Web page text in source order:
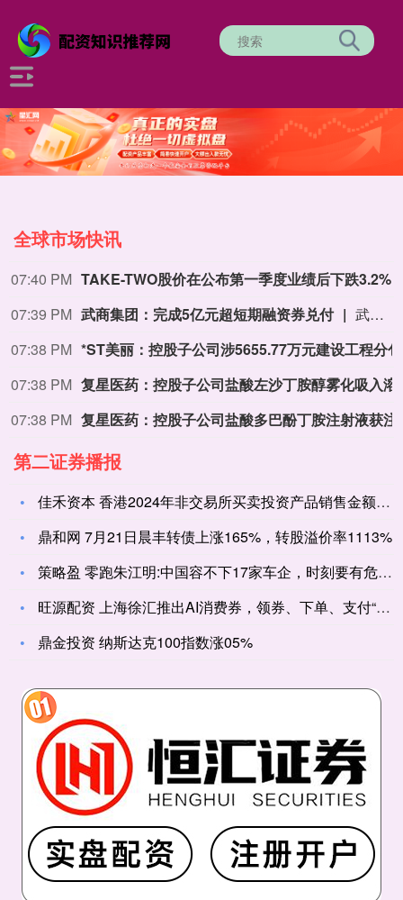
全球市场快讯
07:40 PM
07:39 PM 武商集团：完成5亿元超短期融资券兑付
武商集团公告称，公司于2025年11月11日发行“25武商SCP003”超短期融资券，发行金额5亿元，期限270天，票面利率1.75%，到期兑付日为2026年8月9日。公司已按期完成该融资券兑付，相关情况可查阅中国货币网、上海清算所。
07:38 PM
07:38 PM
07:38 PM
第二证券播报
佳禾资本 香港2024年非交易所买卖投资产品销售金额创新高
鼎和网 7月21日晨丰转债上涨165%，转股溢价率1113%
策略盈 零跑朱江明:中国容不下17家车企，时刻要有危机感
旺源配资 上海徐汇推出AI消费券，领券、下单、支付“一句话搞
鼎金投资 纳斯达克100指数涨05%